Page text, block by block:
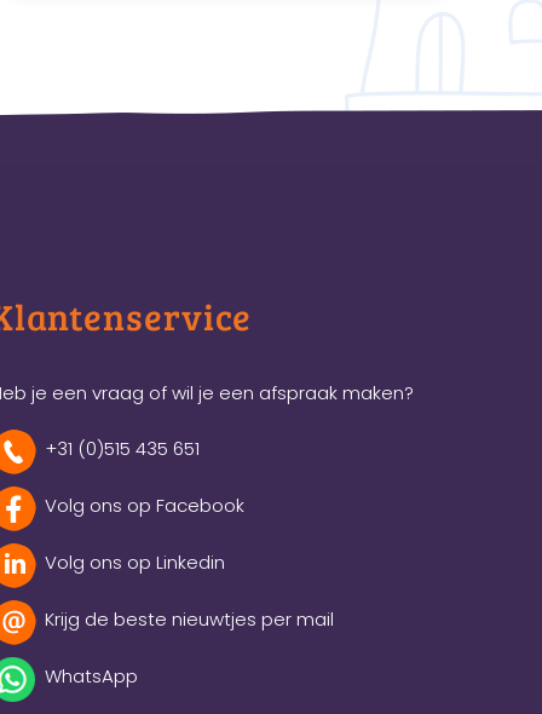
je een vraag of wil je een afspraak maken?
+31 (0)515 435 651
Volg ons op Facebook
Volg ons op Linkedin
Krijg de beste nieuwtjes per mail
WhatsApp